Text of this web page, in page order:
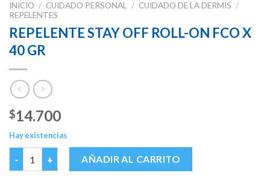
INICIO / CUIDADO PERSONAL / CUIDADO DE LA DERMIS /
REPELENTES
REPELENTE STAY OFF ROLL-ON FCO X
40 GR
$14.700
Hay existencias
REPELENTE STAY OFF ROLL-ON FCO X 40 GR cantidad
AÑADIR AL CARRITO